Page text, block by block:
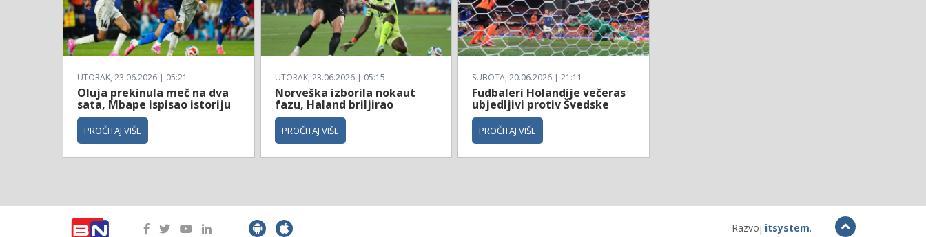
UTORAK, 23.06.2026 | 05:21
Oluja prekinula meč na dva
sata, Mbape ispisao istoriju
PROČITAJ VIŠE
UTORAK, 23.06.2026 | 05:15
Norveška izborila nokaut
fazu, Haland briljirao
PROČITAJ VIŠE
SUBOTA, 20.06.2026 | 21:11
Fudbaleri Holandije večeras
ubjedljivi protiv Švedske
PROČITAJ VIŠE
Razvoj itsystem.